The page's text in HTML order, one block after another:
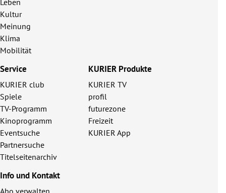
Kultur
Meinung
Klima
Mobilität
Service
KURIER club
Spiele
TV-Programm
Kinoprogramm
Eventsuche
Partnersuche
Titelseitenarchiv
KURIER Produkte
KURIER TV
profil
futurezone
Freizeit
KURIER App
Info und Kontakt
Abo verwalten